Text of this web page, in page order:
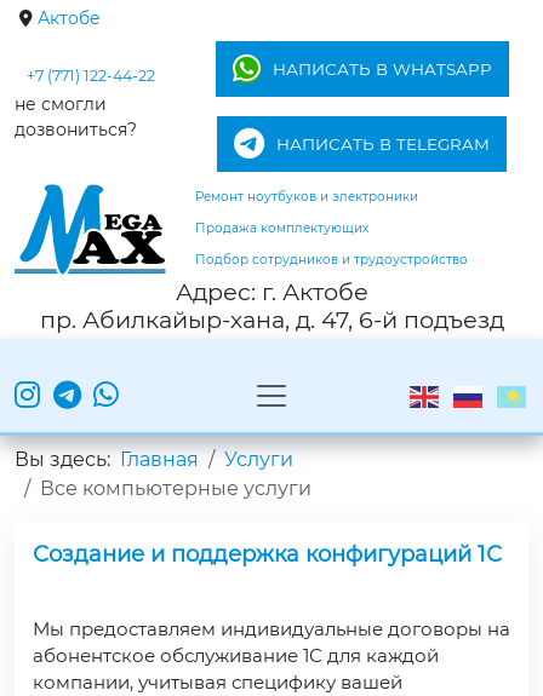
Актобе
+7 (771) 122-44-22
не смогли
дозвониться?
НАПИСАТЬ В WHATSAPP
НАПИСАТЬ В TELEGRAM
Ремонт ноутбуков и электроники
Продажа комплектующих
Подбор сотрудников и трудоустройство
Адрес: г. Актобе
пр. Абилкайыр-хана, д. 47, 6-й подъезд
Вы здесь: Главная
Услуги
Все компьютерные услуги
Создание и поддержка конфигураций 1С
Мы предоставляем индивидуальные договоры на
абонентское обслуживание 1С для каждой
компании, учитывая специфику вашей